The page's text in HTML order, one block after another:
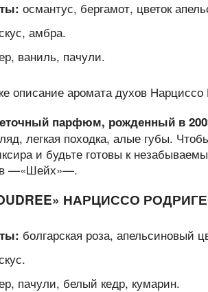
османтус, бергамот, цветок
амбра.
ваниль, пачули.
парфюм, рожденный в
легкая походка, алые губы.
и будьте готовы к
—«Шейх»—.
НАРЦИССО
болгарская роза, апельсиновый
пачули, белый кедр, кумарин.